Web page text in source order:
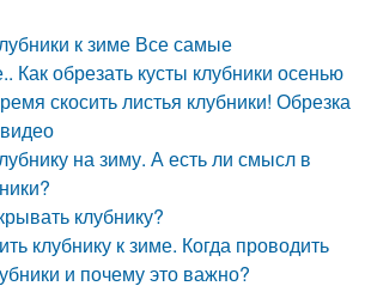
к зиме Все самые
Как обрезать кусты клубники осенью
скосить листья клубники! Обрезка
на зиму. А есть ли смысл в
клубнику?
клубнику к зиме. Когда проводить
и почему это важно?